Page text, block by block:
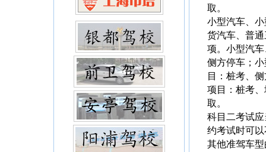
取。
小型汽车、
货汽车、普
项。小型汽
侧方停车；
目：桩考、
项目：桩考
取。
科目二考试
约考试时可
其他准驾车